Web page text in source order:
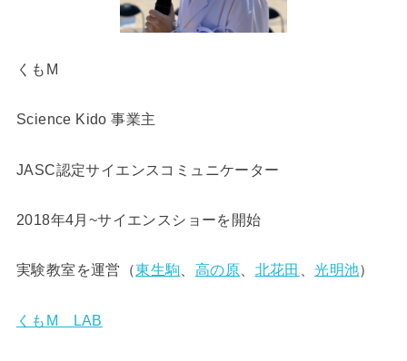
くもM
Science Kido 事業主
JASC認定サイエンスコミュニケーター
2018年4月~サイエンスショーを開始
実験教室を運営（東生駒 高の原 北花田 、光明池）
くもM LAB